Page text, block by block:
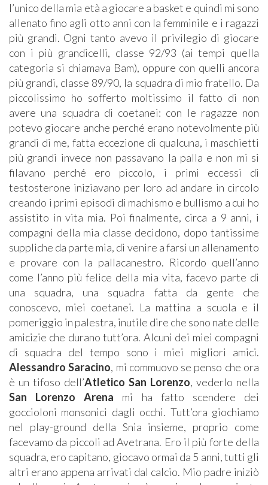
l’unico della mia età a giocare a basket e quindi mi sono
allenato fino agli otto anni con la femminile e i ragazzi
più grandi. Ogni tanto avevo il privilegio di giocare
con i più grandicelli, classe 92/93 (ai tempi quella
categoria si chiamava Bam), oppure con quelli ancora
più grandi, classe 89/90, la squadra di mio fratello. Da
piccolissimo ho sofferto moltissimo il fatto di non
avere una squadra di coetanei: con le ragazze non
potevo giocare anche perché erano notevolmente più
grandi di me, fatta eccezione di qualcuna, i maschietti
più grandi invece non passavano la palla e non mi si
filavano perché ero piccolo, i primi eccessi di
testosterone iniziavano per loro ad andare in circolo
creando i primi episodi di machismo e bullismo a cui ho
assistito in vita mia. Poi finalmente, circa a 9 anni, i
compagni della mia classe decidono, dopo tantissime
suppliche da parte mia, di venire a farsi un allenamento
e provare con la pallacanestro. Ricordo quell’anno
come l’anno più felice della mia vita, facevo parte di
una squadra, una squadra fatta da gente che
conoscevo, miei coetanei. La mattina a scuola e il
pomeriggio in palestra, inutile dire che sono nate delle
amicizie che durano tutt’ora. Alcuni dei miei compagni
di squadra del tempo sono i miei migliori amici.
Alessandro Saracino, mi commuovo se penso che ora
è un tifoso dell’Atletico San Lorenzo, vederlo nella
San Lorenzo Arena mi ha fatto scendere dei
goccioloni monsonici dagli occhi. Tutt’ora giochiamo
nel play-ground della Snia insieme, proprio come
facevamo da piccoli ad Avetrana. Ero il più forte della
squadra, ero capitano, giocavo ormai da 5 anni, tutti gli
altri erano appena arrivati dal calcio. Mio padre iniziò